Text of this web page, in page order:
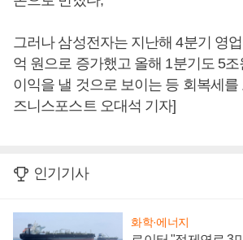
그러나 삼성전자는 지난해 4분기 영
억 원으로 증가했고 올해 1분기도 5
이익을 낼 것으로 보이는 등 회복세를
즈니스포스트 오대석 기자]
인기기사
화학·에너지